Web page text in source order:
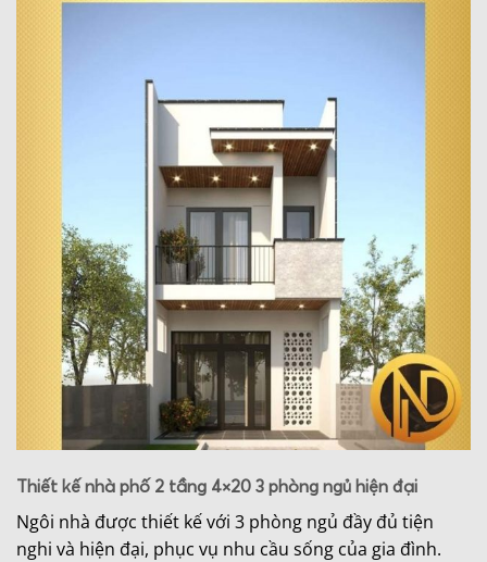
Thiết kế nhà phố 2 tầng 4×20 3 phòng ngủ hiện đại
Ngôi nhà được thiết kế với 3 phòng ngủ đầy đủ tiện
nghi và hiện đại, phục vụ nhu cầu sống của gia đình.